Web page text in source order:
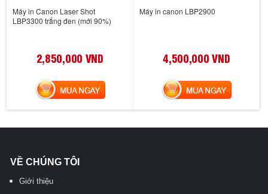
Máy in Canon Laser Shot
LBP3300 trắng đen (mới 90%)
2,850,000 VND
MUA NGAY
Máy in canon LBP2900
4,500,000 VND
MUA NGAY
VỀ CHÚNG TÔI
Giới thiệu